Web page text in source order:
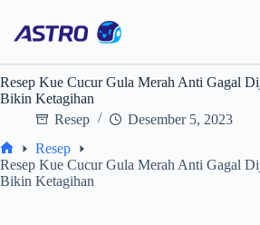
content
Resep Kue Cucur Gula Merah Anti Gagal
Bikin Ketagihan
Resep
Desember 5, 2023
Home
Resep
Resep Kue Cucur Gula Merah Anti Gagal
Bikin Ketagihan